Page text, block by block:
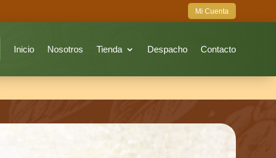
Mi Cuenta
Inicio Nosotros Tienda Despacho Contacto